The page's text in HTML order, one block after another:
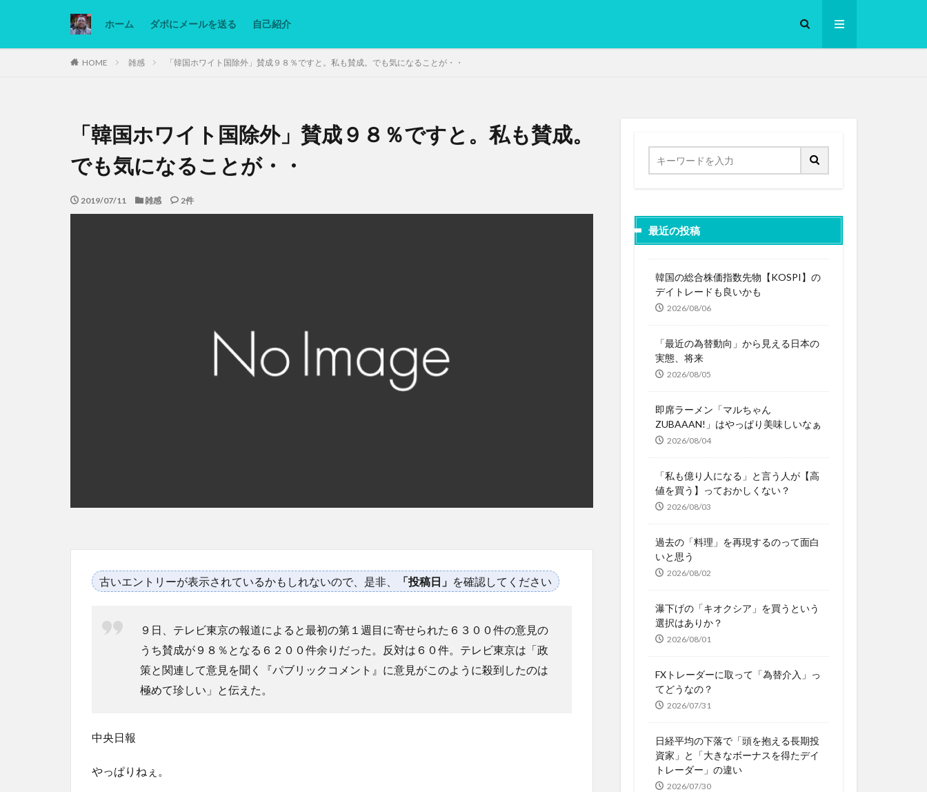
ホーム ダボにメールを送る 自己紹介
HOME 雑感 「韓国ホワイト国除外」賛成９８％ですと。私も賛成。でも気になることが・・
「韓国ホワイト国除外」賛成９８％ですと。私も賛成。
でも気になることが・・
2019/07/11 雑感 2件
古いエントリーが表示されているかもしれないので、是非、 「投稿日」 を確認してください
９日、テレビ東京の報道によると最初の第１週目に寄せられた６３００件の意見の
うち賛成が９８％となる６２００件余りだった。反対は６０件。テレビ東京は「政
策と関連して意見を聞く『パブリックコメント』に意見がこのように殺到したのは
極めて珍しい」と伝えた。
中央日報
やっぱりねぇ。
最近の投稿
韓国の総合株価指数先物【KOSPI】の
デイトレードも良いかも
2026/08/06
「最近の為替動向」から見える日本の
実態、将来
2026/08/05
即席ラーメン「マルちゃん
ZUBAAAN!」はやっぱり美味しいなぁ
2026/08/04
「私も億り人になる」と言う人が【高
値を買う】っておかしくない？
2026/08/03
過去の「料理」を再現するのって面白
いと思う
2026/08/02
瀑下げの「キオクシア」を買うという
選択はありか？
2026/08/01
FXトレーダーに取って「為替介入」っ
てどうなの？
2026/07/31
日経平均の下落で「頭を抱える長期投
資家」と「大きなボーナスを得たデイ
トレーダー」の違い
2026/07/30
カテゴリー
Ninjatrader PC グリグリ画像 マレーシア動画 ヨーグルト
低温調理・スロークッカー
低糖質ダイエット